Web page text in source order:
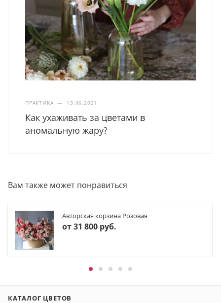
ПРАКТИКА — 13.06.2021
Как ухаживать за цветами в
аномальную жару?
Вам также может понравиться
Авторская корзина Розовая
от31 800 руб.
КАТАЛОГ ЦВЕТОВ